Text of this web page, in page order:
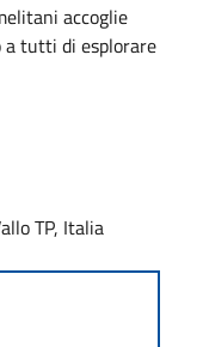
accoglie
a tutti di esplorare
TP, Italia